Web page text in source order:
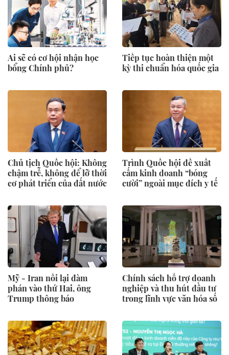
Ai sẽ có cơ hội nhận học
bổng Chính phủ?
Tiếp tục hoàn thiện một
kỳ thi chuẩn hóa quốc gia
Chủ tịch Quốc hội: Không
chậm trễ, không để lỡ thời
cơ phát triển của đất nước
Trình Quốc hội đề xuất
cấm kinh doanh “bóng
cười” ngoài mục đích y tế
Mỹ - Iran nối lại đàm
phán vào thứ Hai, ông
Trump thông báo
Chính sách hỗ trợ doanh
nghiệp và thu hút đầu tư
trong lĩnh vực văn hóa số